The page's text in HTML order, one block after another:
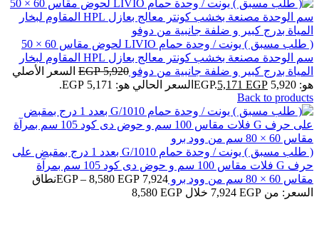
( طلب مسبق ) يونت / وحدة حمام LIVIO لحوض مقاس 60 × 50
سم الوحدة مصنعة بخشب كونتر معالج بعازل HPL المقاوم لبخار
المياة بدرج كبير و ضلفة جانبية من دوفو 5,920
EGP السعر الأصلي
هو: 5,920 EGP.
5,171 EGP
السعر الحالي هو: 5,171 EGP.
Back to products
( طلب مسبق ) يونت / وحدة حمام G/1010 بعدد 1 درج بمقبض على
حرف G فلات مقاس 100 سم و حوض دى كود 105 سم بمرآة
مقاس 60 × 80 سم من وود برو
7,924
EGP – 8,580 EGP
نطاق
السعر: من ⁦7,924 EGP⁩ خلال ⁦8,580 EGP⁩